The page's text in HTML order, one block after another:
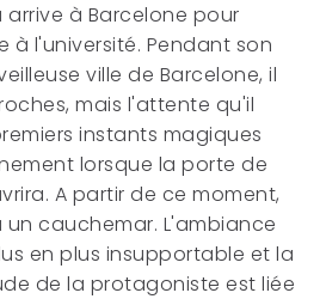
à Barcelone pour
à l'université. Pendant son
ville de Barcelone, il
mais l'attente qu'il
instants magiques
lorsque la porte de
A partir de ce moment,
cauchemar. L'ambiance
en plus insupportable et la
de la protagoniste est liée